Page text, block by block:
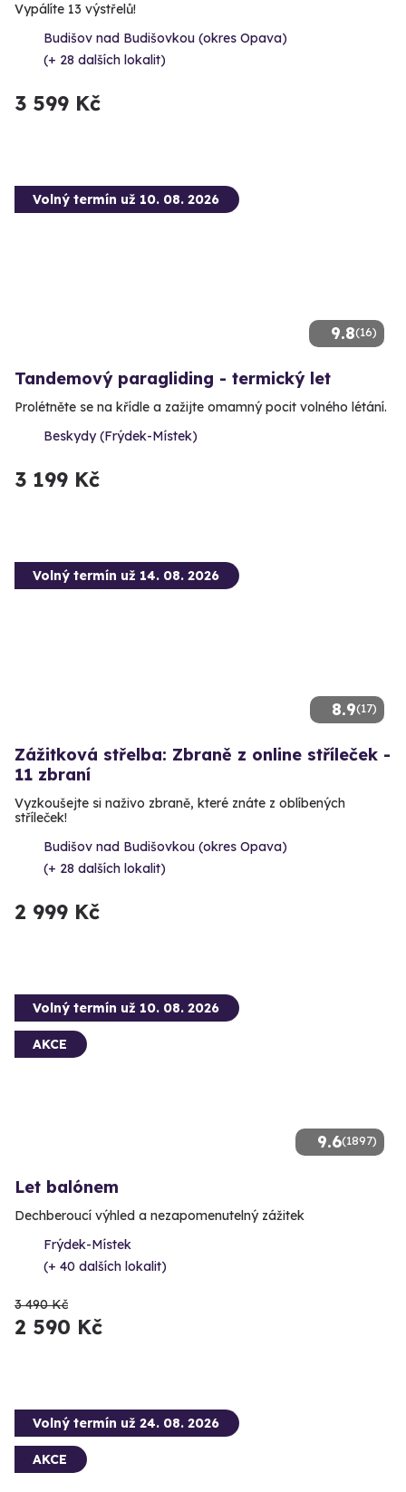
Vypálíte 13 výstřelů!
Budišov nad Budišovkou (okres Opava)
(+ 28 dalších lokalit)
3 599 Kč
9.8(16)
Volný termín už 10. 08. 2026
Tandemový paragliding - termický let
Prolétněte se na křídle a zažijte omamný pocit volného létání.
Beskydy (Frýdek-Místek)
3 199 Kč
8.9(17)
Volný termín už 14. 08. 2026
Zážitková střelba: Zbraně z online stříleček -
11 zbraní
Vyzkoušejte si naživo zbraně, které znáte z oblíbených
stříleček!
Budišov nad Budišovkou (okres Opava)
(+ 28 dalších lokalit)
2 999 Kč
9.6(1897)
Volný termín už 10. 08. 2026
AKCE
Let balónem
Dechberoucí výhled a nezapomenutelný zážitek
Frýdek-Místek
(+ 40 dalších lokalit)
3 490 Kč
2 590 Kč
Volný termín už 24. 08. 2026
AKCE